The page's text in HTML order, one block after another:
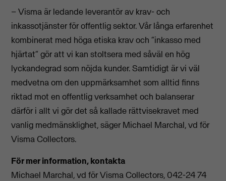
– Visma är ledande leverantör av krav- och
inkassotjänster för offentlig sektor. Vår långa erfarenhet
kombinerat med höga etiska krav och ”inkasso med
hjärtat” gör att vi kan stoltsera med såväl en hög
lyckandegrad som nöjda kunder. Samtidigt är vi väl
medvetna om den uppmärksamhet som alltid finns
riktad mot en offentlig verksamhet och balanserar
därför i allt vi gör det så kallade rättvisekravet med
vanlig medmänsklighet, säger Michael Marchal, vd för
Visma Collectors.
För mer information, kontakta
Michael Marchal, vd för Visma Collectors, 042-24 74